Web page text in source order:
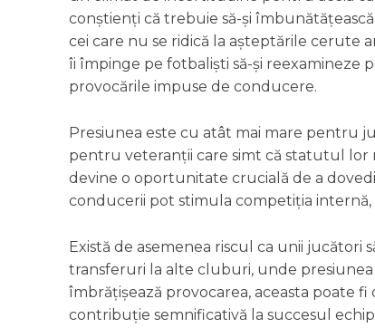
conștienți că trebuie să-și
cei care nu se ridică la așteptările cerute
îi împinge pe fotbaliști să-și reexamineze
provocările impuse de conducere.
Presiunea este cu atât mai mare pentru
pentru veteranții care simt că statutul lor
devine o oportunitate crucială de a
conducerii pot stimula competiția internă,
Există de asemenea riscul ca unii jucători
transferuri la alte cluburi, unde
îmbrățișează provocarea, aceasta poate fi
contribuție semnificativă la succesul